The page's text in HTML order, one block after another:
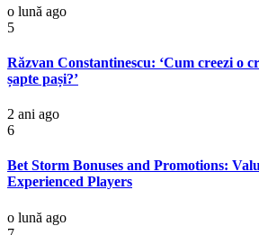
o lună ago
5
Răzvan Constantinescu: ‘Cum creezi o
șapte pași?’
2 ani ago
6
Bet Storm Bonuses and Promotions:
Experienced Players
o lună ago